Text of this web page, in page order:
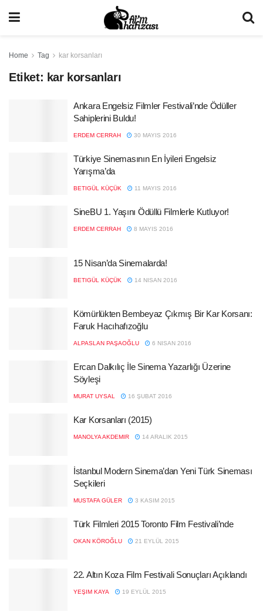
Home Tag kar korsanları
Etiket: kar korsanları
Ankara Engelsiz Filmler Festivali’nde Ödüller
Sahiplerini Buldu!
ERDEM CERRAH 30 MAYIS 2016
Türkiye Sinemasının En İyileri Engelsiz
Yarışma’da
BETIGÜL KÜÇÜK 11 MAYIS 2016
SineBU 1. Yaşını Ödüllü Filmlerle Kutluyor!
ERDEM CERRAH 8 MAYIS 2016
15 Nisan’da Sinemalarda!
BETIGÜL KÜÇÜK 14 NISAN 2016
Kömürlükten Bembeyaz Çıkmış Bir Kar Korsanı:
Faruk Hacıhafızoğlu
ALPASLAN PAŞAOĞLU 6 NISAN 2016
Ercan Dalkılıç İle Sinema Yazarlığı Üzerine
Söyleşi
MURAT UYSAL 16 ŞUBAT 2016
Kar Korsanları (2015)
MANOLYA AKDEMIR 14 ARALIK 2015
İstanbul Modern Sinema’dan Yeni Türk Sineması
Seçkileri
MUSTAFA GÜLER 3 KASIM 2015
Türk Filmleri 2015 Toronto Film Festivali’nde
OKAN KÖROĞLU 21 EYLÜL 2015
22. Altın Koza Film Festivali Sonuçları Açıklandı
YEŞIM KAYA 19 EYLÜL 2015